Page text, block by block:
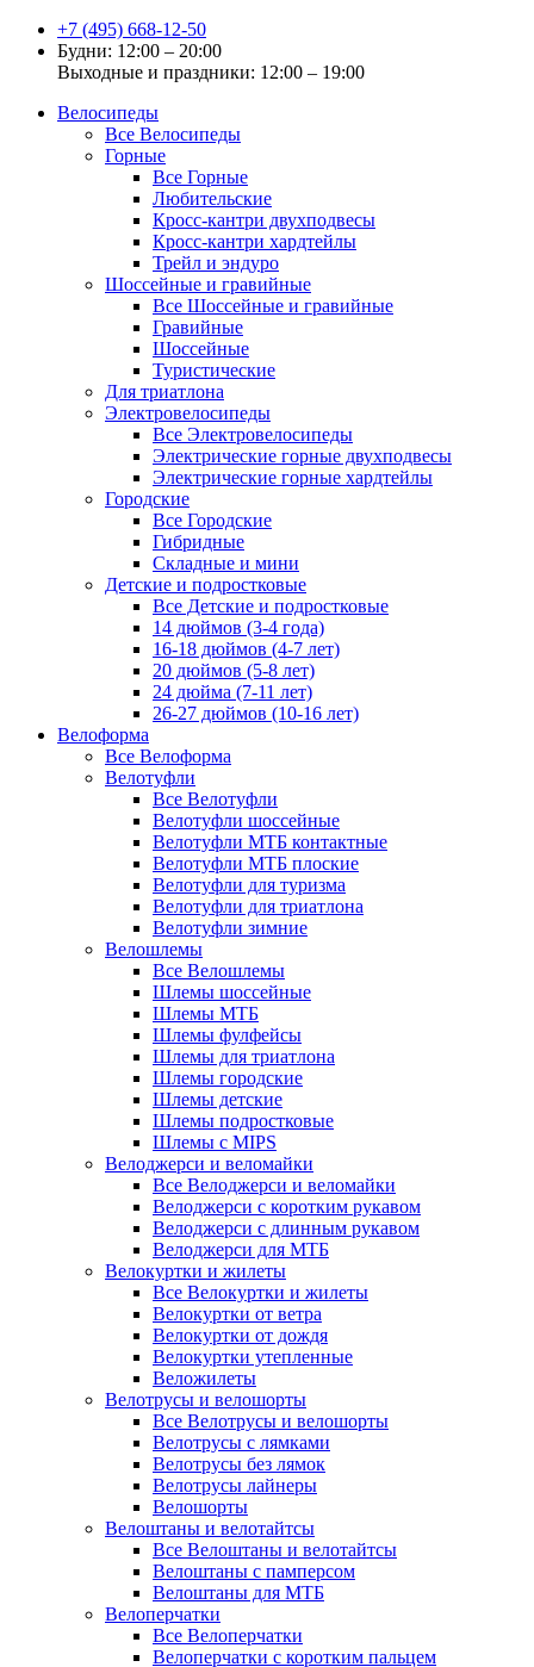
+7 (495) 668-12-50
Будни: 12:00 – 20:00
Выходные и праздники: 12:00 – 19:00
Велосипеды
Все Велосипеды
Горные
Все Горные
Любительские
Кросс-кантри двухподвесы
Кросс-кантри хардтейлы
Трейл и эндуро
Шоссейные и гравийные
Все Шоссейные и гравийные
Гравийные
Шоссейные
Туристические
Для триатлона
Электровелосипеды
Все Электровелосипеды
Электрические горные двухподвесы
Электрические горные хардтейлы
Городские
Все Городские
Гибридные
Складные и мини
Детские и подростковые
Все Детские и подростковые
14 дюймов (3-4 года)
16-18 дюймов (4-7 лет)
20 дюймов (5-8 лет)
24 дюйма (7-11 лет)
26-27 дюймов (10-16 лет)
Велоформа
Все Велоформа
Велотуфли
Все Велотуфли
Велотуфли шоссейные
Велотуфли МТБ контактные
Велотуфли МТБ плоские
Велотуфли для туризма
Велотуфли для триатлона
Велотуфли зимние
Велошлемы
Все Велошлемы
Шлемы шоссейные
Шлемы МТБ
Шлемы фулфейсы
Шлемы для триатлона
Шлемы городские
Шлемы детские
Шлемы подростковые
Шлемы с MIPS
Велоджерси и веломайки
Все Велоджерси и веломайки
Велоджерси с коротким рукавом
Велоджерси с длинным рукавом
Велоджерси для МТБ
Велокуртки и жилеты
Все Велокуртки и жилеты
Велокуртки от ветра
Велокуртки от дождя
Велокуртки утепленные
Веложилеты
Велотрусы и велошорты
Все Велотрусы и велошорты
Велотрусы с лямками
Велотрусы без лямок
Велотрусы лайнеры
Велошорты
Велоштаны и велотайтсы
Все Велоштаны и велотайтсы
Велоштаны с памперсом
Велоштаны для МТБ
Велоперчатки
Все Велоперчатки
Велоперчатки с коротким пальцем